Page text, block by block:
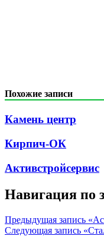
Похожие записи
Камень центр
Кирпич-ОК
Активстройсервис
Навигация по
Предыдущая запись
Следующая запись